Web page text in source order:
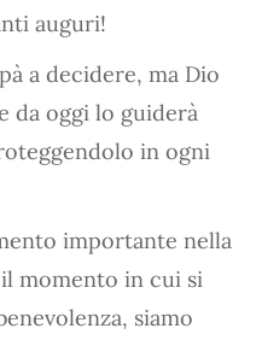
auguri!
a decidere, ma Dio
da oggi lo guiderà
in ogni
importante nella
momento in cui si
siamo